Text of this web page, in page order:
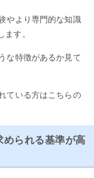
やより専門的な知識
す。
な特徴があるか見て
ている方はこちらの
められる基準が高